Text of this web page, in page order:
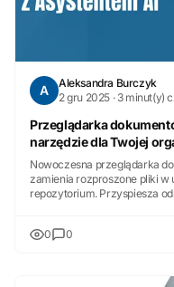
A
Aleksandra Burczyk
2 gru 2025 · 3 minut(y)
Przeglądarka
narzędzie dla Twojej
Nowoczesna przeglądarka
zamienia rozproszone pliki w
repozytorium. Przyspiesza
0 0